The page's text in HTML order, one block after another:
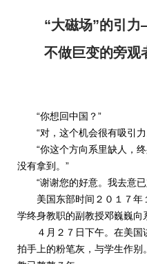
“大磁场”的引
不做巨变的旁观
“你想回中国？”
“对，这个机会很有吸引力
“你这个方向系里缺人，
没有拿到。”
“谢谢您的好意。我去意
美国东部时间２０１７
学终身教职的副教授邓巍巍向
４月２７日下午。在美
拍手上的粉笔灰，与学生作